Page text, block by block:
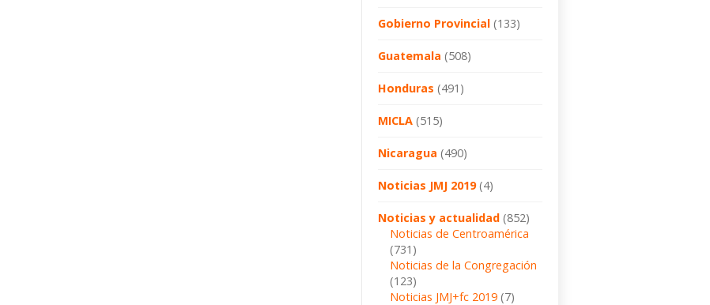
Gobierno Provincial (133)
Guatemala (508)
Honduras (491)
MICLA (515)
Nicaragua (490)
Noticias JMJ 2019(4)
Noticias y actualidad (852)
Noticias de Centroamérica
(731)
Noticias de la Congregación
(123)
Noticias JMJ+fc 2019 (7)